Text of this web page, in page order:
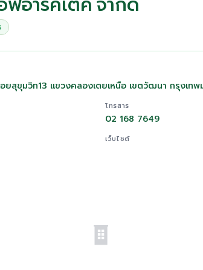
สุขุมวิท13 แขวงคลองเตยเหนือ เขตวัฒนา กรุงเทพ
โทรสาร
02 168 7649
เว็บไซต์